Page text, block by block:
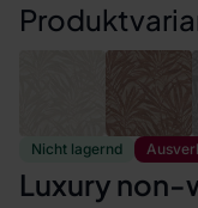
Nicht lagernd
Luxury